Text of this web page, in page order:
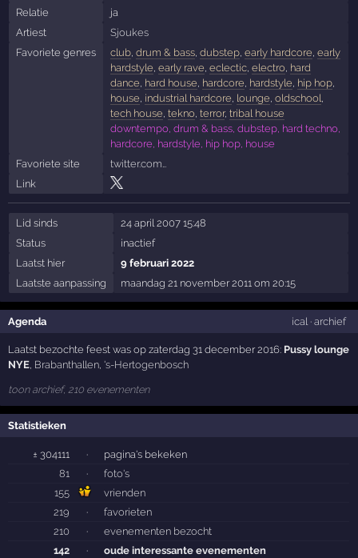
Relatie
ja
Artiest
Sjoukes
Favoriete genres
club, drum & bass, dubstep, early hardcore, early
hardstyle, early rave, eclectic, electro, hard
dance, hard house, hardcore, hardstyle, hip hop,
house, industrial hardcore, lounge, oldschool,
tech house, tekno, terror, tribal house
downtempo, drum & bass, dubstep, hard techno,
hardcore, hardstyle, hip hop, house
Favoriete site
twitter.com…
Link
Lid sinds
24 april 2007 15:48
Status
inactief
Laatst hier
9 februari 2022
Laatste aanpassing
maandag 21 november 2011 om 20:15
Agenda ical· archief
Laatst bezochte feest was op zaterdag 31 december 2016: Pussy lounge
NYE Brabanthallen 's-Hertogenbosch
toon archief, 210 evenementen
Statistieken
± 304111 ·
pagina's bekeken
81
·
foto's
155
vrienden
219
·
favorieten
210
·
evenementen bezocht
142
·
oude interessante evenementen